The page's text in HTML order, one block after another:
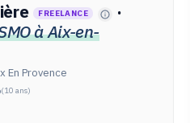
FREELANCE
·
à Aix-en-
En Provence
(10 ans)